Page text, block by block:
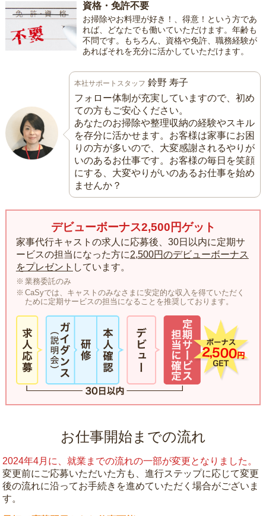
資格・免許不要
お掃除やお料理が好き！、得意！という方であ
れば、どなたでも働いていただけます。年齢も
不問です。もちろん、資格や免許、職務経験が
あればそれを充分に活かしていただけます。
本社サポートスタッフ 鈴野 寿子
フォロー体制が充実していますので、初め
ての方もご安心ください。
あなたのお掃除や整理収納の経験やスキル
を存分に活かせます。お客様は家事にお困
りの方が多いので、大変感謝されるやりが
いのあるお仕事です。お客様の毎日を笑顔
にする、大変やりがいのあるお仕事を始め
ませんか？
デビューボーナス2,500円ゲット
家事代行キャストの求人に応募後、30日以内に定期サ
ービスの担当になった方に2,500円のデビューボーナス
をプレゼント しています。
業務委託のみ
CaSyでは、キャストのみなさまに安定的な収入を得ていただく
ために定期サービスの担当になることを推奨しております。
お仕事開始までの流れ
2024年4月に、就業までの流れの一部が変更となりました。
変更前にご応募いただいた方も、進行ステップに応じて変更
後の流れに沿ってお手続きを進めていただく場合がございま
す。